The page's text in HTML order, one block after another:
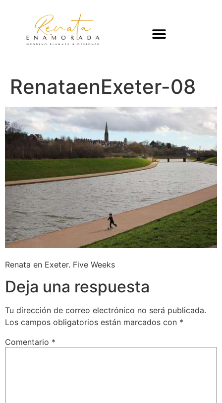
RenataenExeter-08
Renata en Exeter. Five Weeks
Deja una respuesta
Tu dirección de correo electrónico no será publicada.
Los campos obligatorios están marcados con *
Comentario *